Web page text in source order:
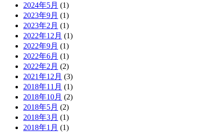
2024年5月 (1)
2023年9月 (1)
2023年2月 (1)
2022年12月 (1)
2022年9月 (1)
2022年6月 (1)
2022年2月 (2)
2021年12月 (3)
2018年11月 (1)
2018年10月 (2)
2018年5月 (2)
2018年3月 (1)
2018年1月 (1)